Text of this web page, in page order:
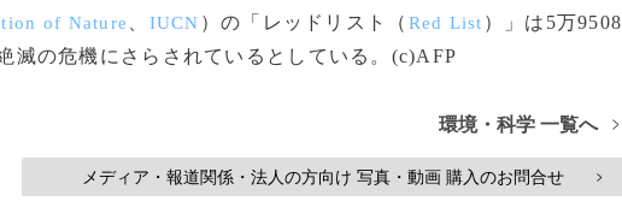
of Nature IUCN ）の「レッドリスト（ Red List ）」は5万9508
滅の危機にさらされているとしている。(c)AFP
環境・科学 一覧へ >
メディア・報道関係・法人の方向け 写真・動画 購入のお問合せ >